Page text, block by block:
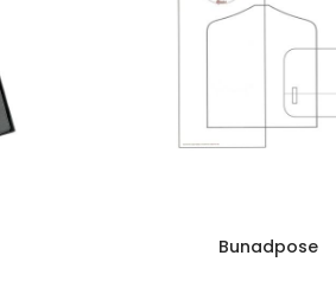
Bunadpose